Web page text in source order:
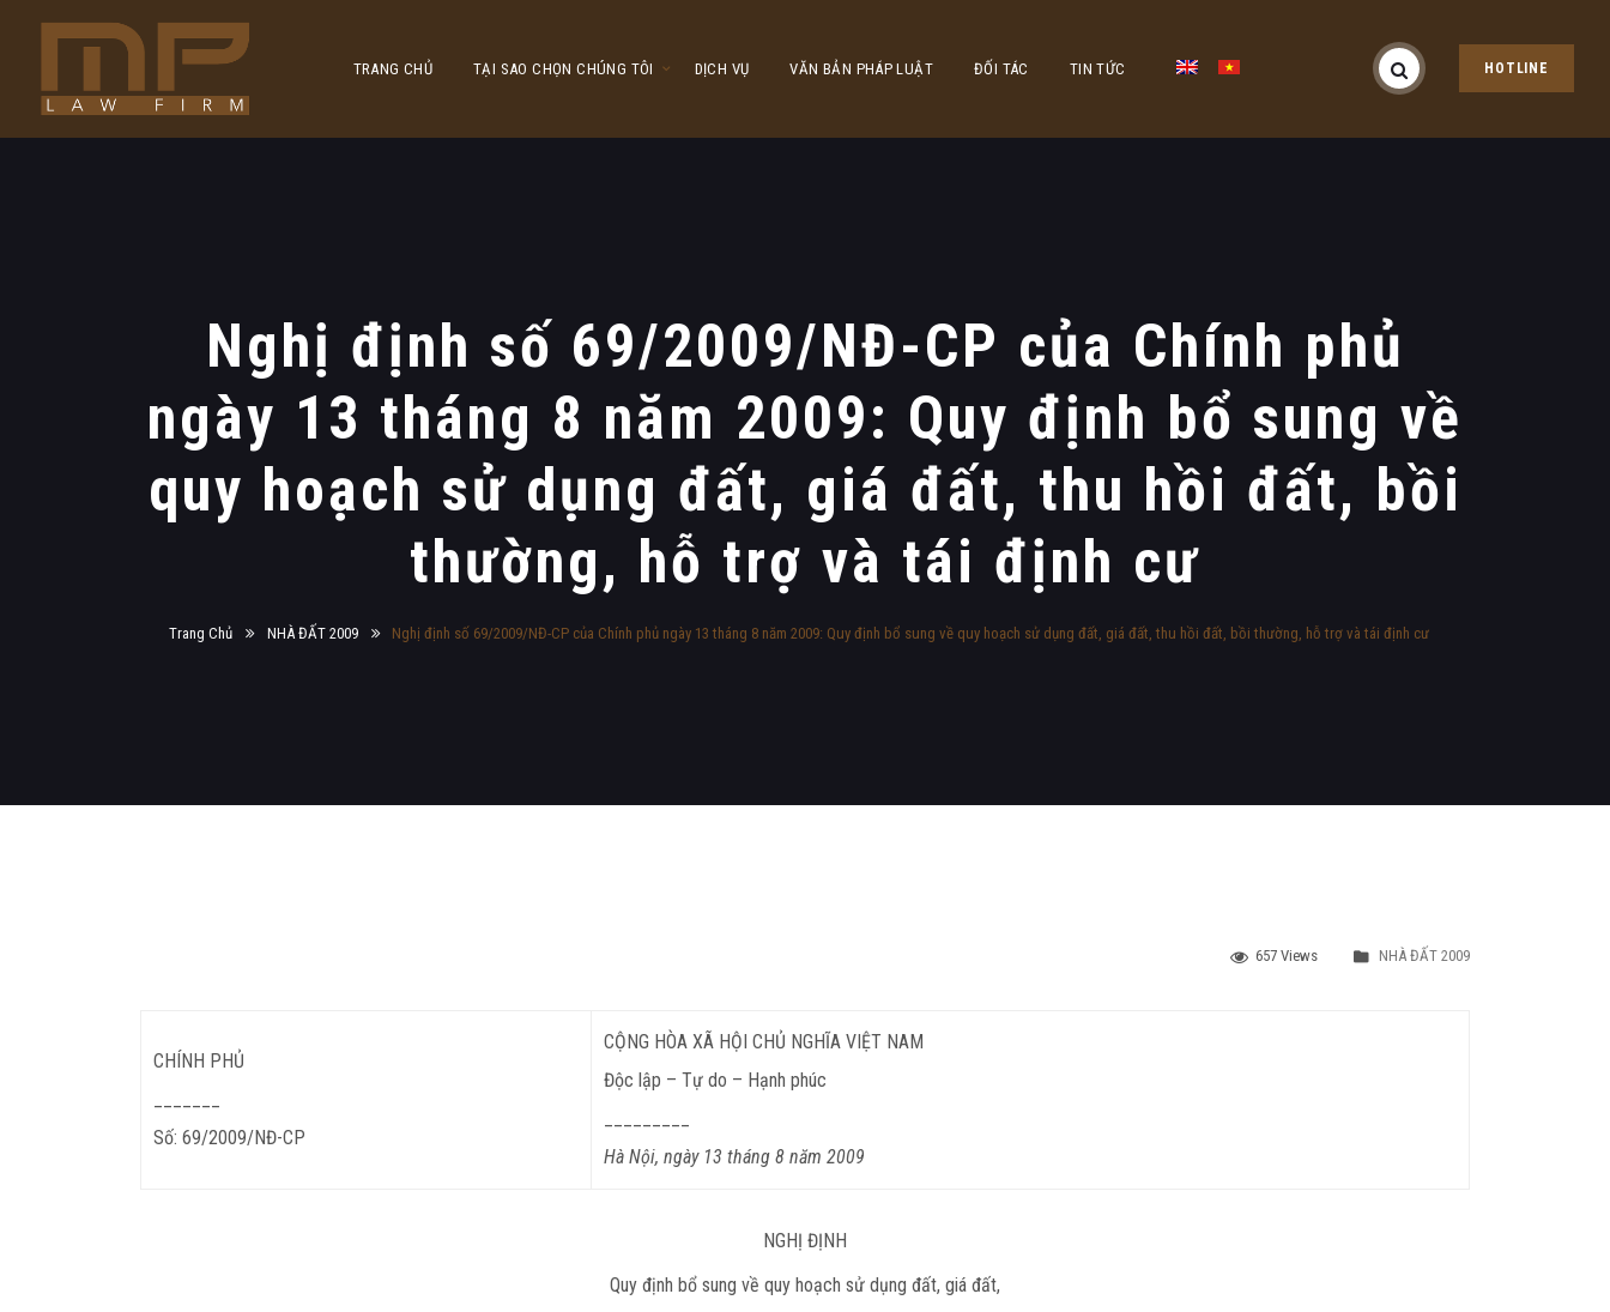
TRANG CHỦ TẠI SAO CHỌN CHÚNG TÔI DỊCH VỤ VĂN BẢN PHÁP LUẬT ĐỐI TÁC TIN TỨC HOTLINE
Nghị định số 69/2009/NĐ-CP của Chính phủ
ngày 13 tháng 8 năm 2009: Quy định bổ sung về
quy hoạch sử dụng đất, giá đất, thu hồi đất, bồi
thường, hỗ trợ và tái định cư
Trang Chủ NHÀ ĐẤT 2009 Nghị định số 69/2009/NĐ-CP của Chính phủ ngày 13 tháng 8 năm 2009: Quy định bổ sung về quy hoạch sử dụng đất, giá đất, thu hồi đất, bồi thường, hỗ trợ và tái định cư
657 Views NHÀ ĐẤT 2009
CHÍNH PHỦ
Số: 69/2009/NĐ-CP
CỘNG HÒA XÃ HỘI CHỦ NGHĨA VIỆT NAM
Độc lập – Tự do – Hạnh phúc
Hà Nội, ngày 13 tháng 8 năm 2009
NGHỊ ĐỊNH
Quy định bổ sung về quy hoạch sử dụng đất, giá đất,